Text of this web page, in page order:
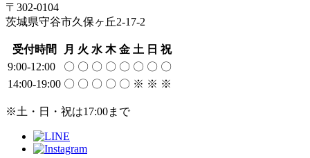
〒302-0104
茨城県守谷市久保ヶ丘2-17-2
受付時間 月 火 水 木 金 土 日 祝
9:00-12:00
〇 〇 〇 〇 〇 〇 〇 〇
14:00-19:00 〇 〇 〇 〇 〇 ※ ※ ※
※土・日・祝は17:00まで